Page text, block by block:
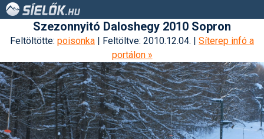
Szezonnyitó Daloshegy 2010 Sopron
Feltöltötte: poisonka | Feltöltve: 2010.12.04. | Síterep infó a
portálon »